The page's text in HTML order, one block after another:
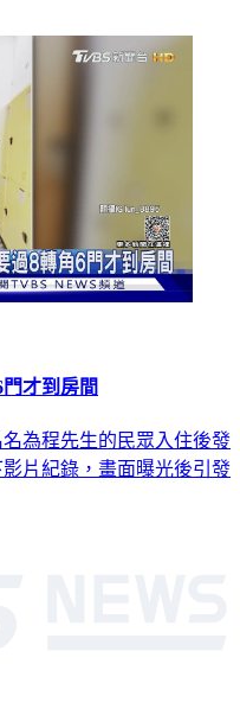
才到房間
為程先生的民眾入住後發
片紀錄，畫面曝光後引發